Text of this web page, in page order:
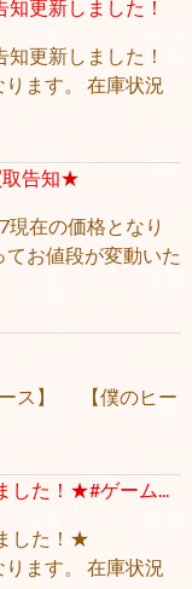
更新しました！
更新しました！
ます。 在庫状況
取告知★
在の価格となり
てお値段が変動いた
ス】 【僕のヒー
した！★#ゲーム...
した！★
ます。 在庫状況